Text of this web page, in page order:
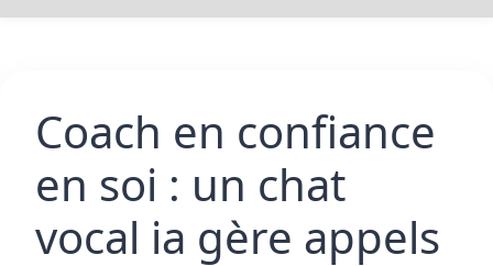
Coach en confiance
en soi : un chat
vocal ia gère appels